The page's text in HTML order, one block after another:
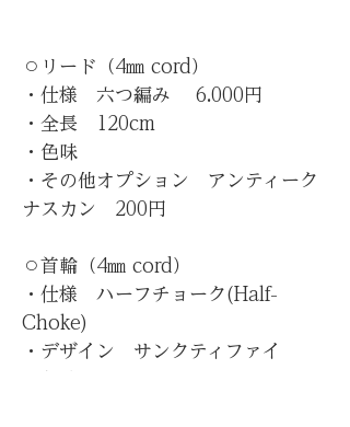
⚪︎リード（4㎜ cord）
・仕様 六つ編み 6.000円
・全長 120cm
・色味
・その他オプション アンティーク
ナスカン 200円
⚪︎首輪（4㎜ cord）
・仕様 ハーフチョーク(Half-
Choke)
・デザイン サンクティファイ